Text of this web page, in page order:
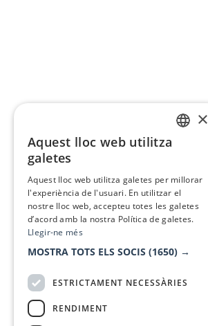
×
Aquest lloc web utilitza
galetes
Aquest lloc web utilitza galetes per millorar
l'experiència de l'usuari. En utilitzar el
nostre lloc web, accepteu totes les galetes
d’acord amb la nostra Política de galetes.
Llegir-ne més
MOSTRA TOTS ELS SOCIS (1650) →
ESTRICTAMENT NECESSÀRIES
RENDIMENT